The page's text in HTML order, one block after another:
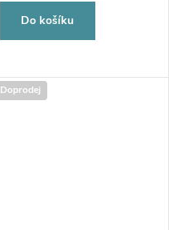
Do košíku
Doprodej